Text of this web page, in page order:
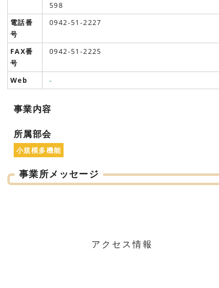
598
電話番
号
0942-51-2227
FAX番
号
0942-51-2225
Web -
事業内容
所属部会
小規模多機能
事業所メッセージ
アクセス情報